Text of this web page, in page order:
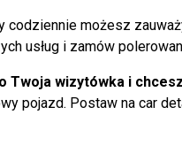
codziennie możesz
usług i zamów
wizytówka i
pojazd. Postaw na car